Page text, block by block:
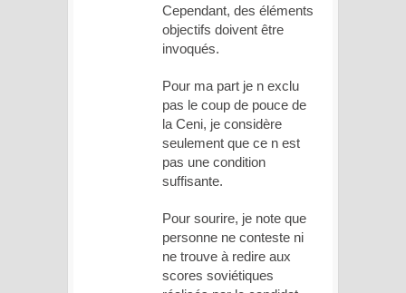
Cependant, des éléments
objectifs doivent être
invoqués.
Pour ma part je n exclu
pas le coup de pouce de
la Ceni, je considère
seulement que ce n est
pas une condition
suffisante.
Pour sourire, je note que
personne ne conteste ni
ne trouve à redire aux
scores soviétiques